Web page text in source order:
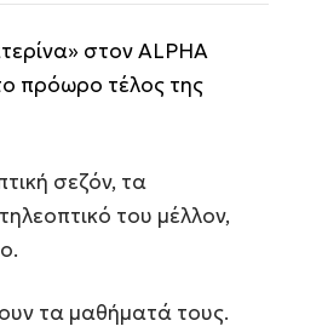
στον ALPHA
πρόωρο τέλος της
σεζόν, τα
του μέλλον,
τα μαθήματά τους.